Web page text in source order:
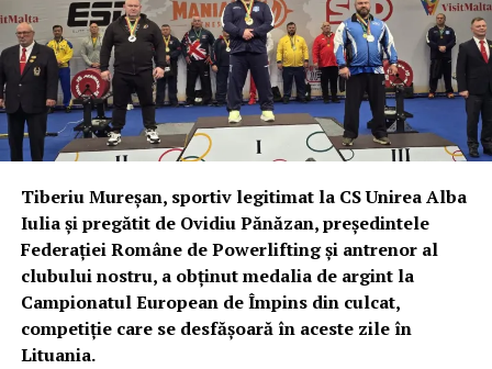
Tiberiu Mureșan, sportiv legitimat la CS Unirea Alba
Iulia și pregătit de Ovidiu Pănăzan, președintele
Federației Române de Powerlifting și antrenor al
clubului nostru, a obținut medalia de argint la
Campionatul European de Împins din culcat,
competiție care se desfășoară în aceste zile în
Lituania.